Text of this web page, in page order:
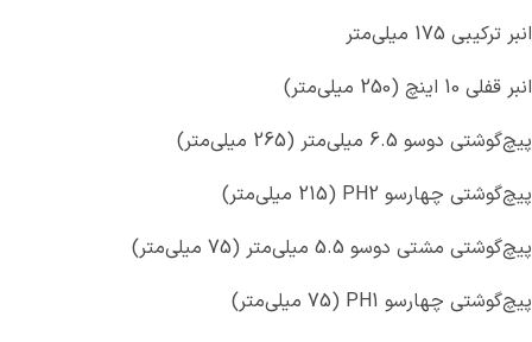
انبر ترکیبی 175 میلی‌متر
انبر قفلی 10 اینچ (250 میلی‌متر)
پیچ‌گوشتی دوسو 6.5 میلی‌متر (265 میلی‌متر)
پیچ‌گوشتی چهارسو PH2 (215 میلی‌متر)
پیچ‌گوشتی مشتی دوسو 5.5 میلی‌متر (75 میلی‌متر)
پیچ‌گوشتی چهارسو PH1 (75 میلی‌متر)